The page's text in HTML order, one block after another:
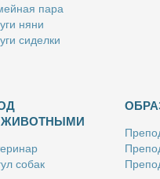
па­ра
ня­ни
си­дел­ки
ЖИВОТНЫМИ
со­бак